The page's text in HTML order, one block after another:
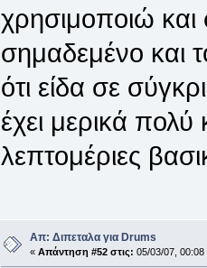
χρησιμοποιώ
σημαδεμένο και
ότι είδα σε
έχει μερικά πολύ
λεπτομέριες
Απ: Διπεταλα για Drums
« Απάντηση #52 στις: 05/03/07, 00:08